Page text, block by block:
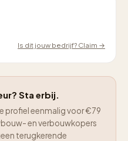
Is dit jouw bedrijf? Claim →
Sta erbij.
profiel eenmalig voor €79
en verbouwkopers
terugkerende